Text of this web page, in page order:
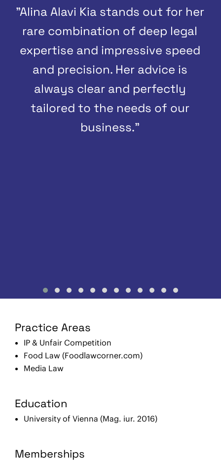
"Alina Alavi Kia stands out for her
rare combination of deep legal
expertise and impressive speed
and precision. Her advice is
always clear and perfectly
tailored to the needs of our
business."
Practice Areas
IP & Unfair Competition
Food Law (Foodlawcorner.com)
Media Law
Education
University of Vienna (Mag. iur. 2016)
Memberships